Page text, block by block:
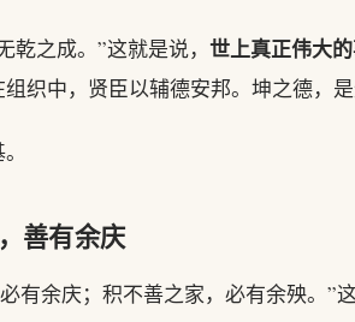
之成。”这就是说， 世上真正伟大
织中，贤臣以辅德安邦。坤之德，是
善有余庆
有余庆；积不善之家，必有余殃。”